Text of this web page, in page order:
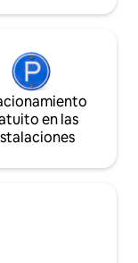
en las